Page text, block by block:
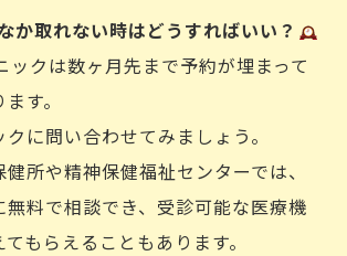
か取れない時はどうすればいい？
ックは数ヶ月先まで予約が埋まって
す。
に問い合わせてみましょう。
所や精神保健福祉センターでは、
料で相談でき、受診可能な医療機
もらえることもあります。